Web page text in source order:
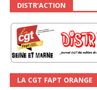
DISTR’ACTION
LA CGT FAPT ORANGE